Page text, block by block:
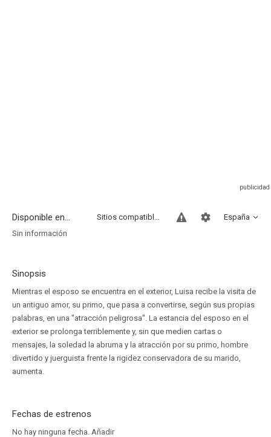
Disponible en... España
Sitios compatibles
Sin información
Sinopsis
Mientras el esposo se encuentra en el exterior, Luisa recibe la visita de
un antiguo amor, su primo, que pasa a convertirse, según sus propias
palabras, en una "atracción peligrosa". La estancia del esposo en el
exterior se prolonga terriblemente y, sin que medien cartas o
mensajes, la soledad la abruma y la atracción por su primo, hombre
divertido y juerguista frente la rigidez conservadora de su marido,
aumenta.
Fechas de estrenos
No hay ninguna fecha. Añadir